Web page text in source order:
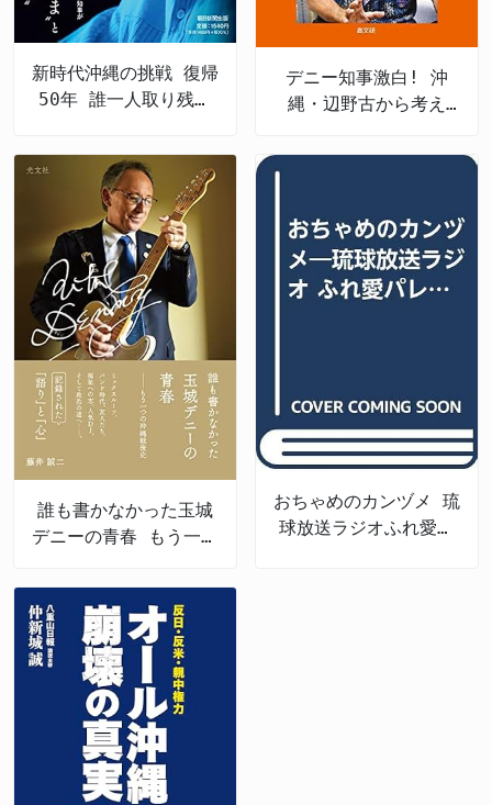
新時代沖縄の挑戦 復帰
50年 誰一人取り残さ
デニー知事激白! 沖
縄・辺野古から考え
誰も書かなかった玉城
デニーの青春 もう一つ
おちゃめのカンヅメ 琉
球放送ラジオふれ愛パ